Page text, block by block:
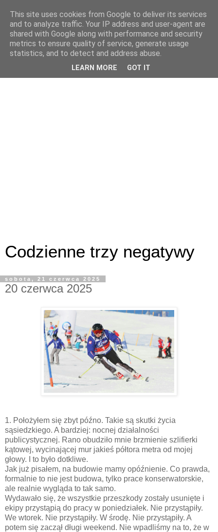
Codzienne trzy negatywy
sobota, 21 czerwca 2025
20 czerwca 2025
1. Położyłem się zbyt późno. Takie są skutki życia
sąsiedzkiego. A bardziej: nocnej działalności
publicystycznej. Rano obudziło mnie brzmienie szlifierki
kątowej, wycinającej mur jakieś półtora metra od mojej
głowy. I to było dotkliwe.
Jak już pisałem, na budowie mamy opóźnienie. Co prawda,
formalnie to nie jest budowa, tylko prace konserwatorskie,
ale realnie wygląda to tak samo.
Wydawało się, że wszystkie przeszkody zostały usunięte i
ekipy przystąpią do pracy w poniedziałek. Nie przystąpiły.
We wtorek. Nie przystąpiły. W środę. Nie przystąpiły. A
potem się zaczął długi weekend. Nie wpadliśmy na to, że w
This site uses cookies from Google to deliver its services
and to analyze traffic. Your IP address and user-agent are
shared with Google along with performance and security
metrics to ensure quality of service, generate usage
statistics, and to detect and address abuse.
LEARN MORE GOT IT